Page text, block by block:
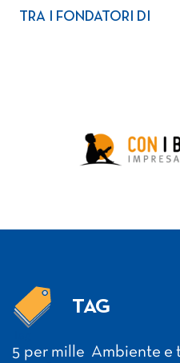
TRA I FONDATORI DI
TAG
5 per mille Ambiente e